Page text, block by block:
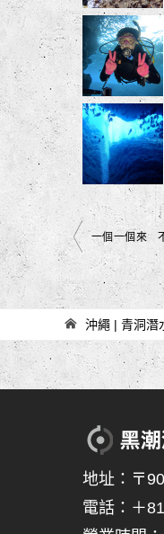
文
章
導
覽
一個一個來
沖繩 | 青洞潛
地址：〒
電話：＋